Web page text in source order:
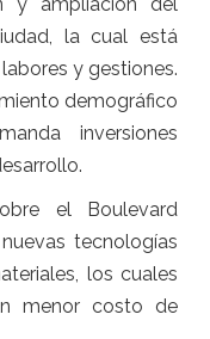
y ampliación del
la cual está
y gestiones.
demográfico
inversiones
el Boulevard
tecnologías
los cuales
menor costo de